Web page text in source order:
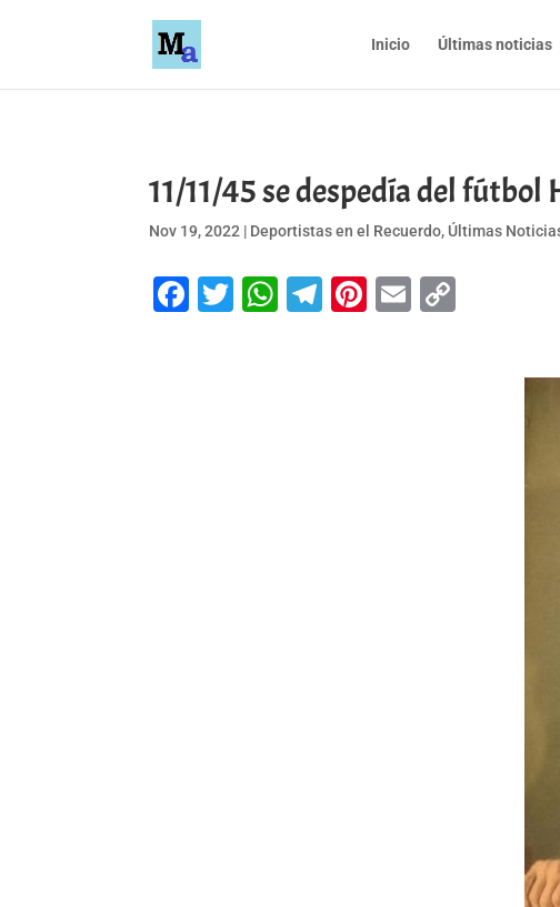
Inicio Últimas noticias
11/11/45 se despedía del
Nov 19, 2022 | Deportistas en el Recuerdo, Últimas
Facebook
Twitter
WhatsApp
Telegram
Pinterest
Email